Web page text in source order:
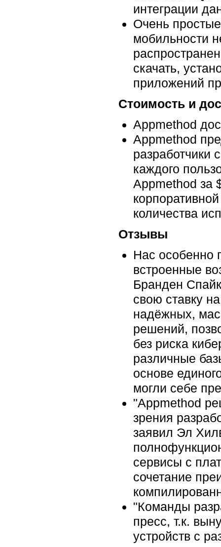
интеграции
Очень
мобильности
скачать,
приложений
Стоимость и
Appmethod
Appmethod
разработчики
каждого
Appmethod за
количества
Отзывы
Нас особенно
встроенные
Бранден
свою ставку
надёжных,
решений,
без риска
различные
основе
могли себе
"Appmethod
зрения
заявил Эл
сервисы с
сочетание
"Команды
пресс, т.к.
устройств с